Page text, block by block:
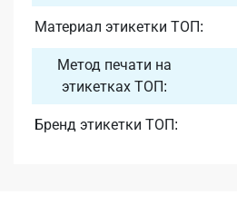
Материал этикетки ТОП:
Метод печати на
этикетках ТОП:
Бренд этикетки ТОП: